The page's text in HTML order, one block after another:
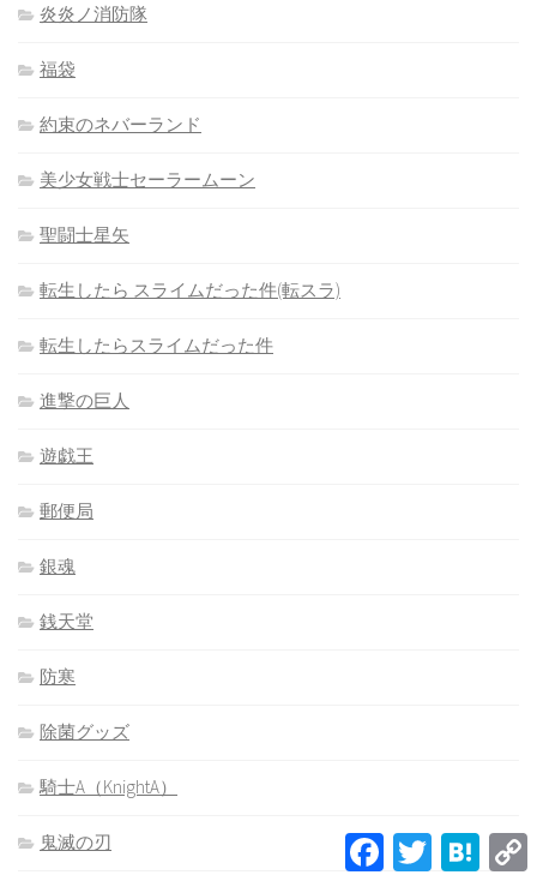
炎炎ノ消防隊
福袋
約束のネバーランド
美少女戦士セーラームーン
聖闘士星矢
転生したら スライムだった件(転スラ)
転生したらスライムだった件
進撃の巨人
遊戯王
郵便局
銀魂
銭天堂
防寒
除菌グッズ
騎士A（KnightA）
鬼滅の刃 FacebookTwitter Hatena